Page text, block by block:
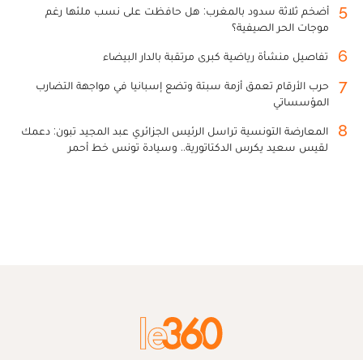
5
أضخم ثلاثة سدود بالمغرب: هل حافظت على نسب ملئها رغم
موجات الحر الصيفية؟
6 تفاصيل منشأة رياضية كبرى مرتقبة بالدار البيضاء
7
حرب الأرقام تعمق أزمة سبتة وتضع إسبانيا في مواجهة التضارب
المؤسساتي
8
المعارضة التونسية تراسل الرئيس الجزائري عبد المجيد تبون: دعمك
لقيس سعيد يكرس الدكتاتورية.. وسيادة تونس خط أحمر